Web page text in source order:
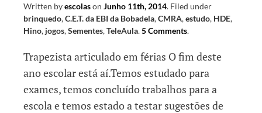
Written byescolason Junho 11th, 2014. Filed under
brinquedo,C.E.T. da EBI da Bobadela,CMRA,estudo, HDE,
Hino, jogos,Sementes,TeleAula.5 Comments.
Trapezista articulado em férias O fim deste
ano escolar está aí.Temos estudado para
exames, temos concluído trabalhos para a
escola e temos estado a testar sugestões de